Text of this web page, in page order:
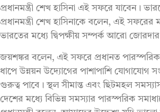
প্রধানমন্ত্রী শেখ হাসিনা এই সফরে যাবেন।
প্রধানমন্ত্রী শেখ হাসিনাকে বলেন, এই সফরের
ভারতের মধ্যে দ্বিপক্ষীয় সম্পর্ক আরো
জয়শঙ্কর বলেন, এই সফরে প্রধানত পারস্পরিক
ধাপে উন্নয়ন উদ্যোগের পাশাপাশি যোগাযোগ
গুরুত্ব পাবে। স্থল সীমান্ত এবং ছিটমহল
দেশের মধ্যে বিভিন্ন সমস্যার পারস্পরিক